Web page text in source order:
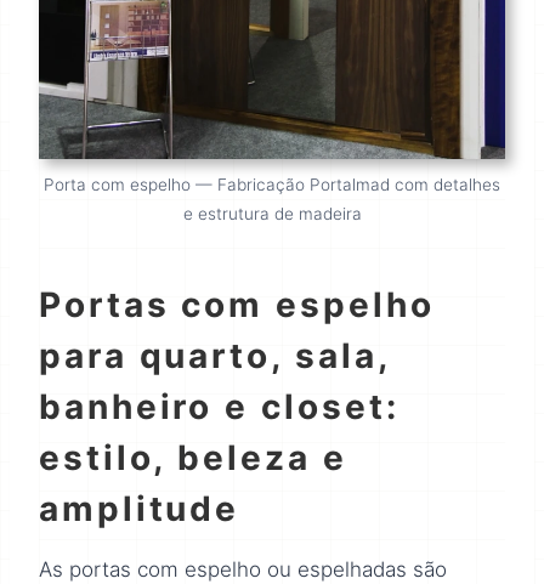
Porta com espelho — Fabricação Portalmad com detalhes
e estrutura de madeira
Portas com espelho
para quarto, sala,
banheiro e closet:
estilo, beleza e
amplitude
As portas com espelho ou espelhadas são